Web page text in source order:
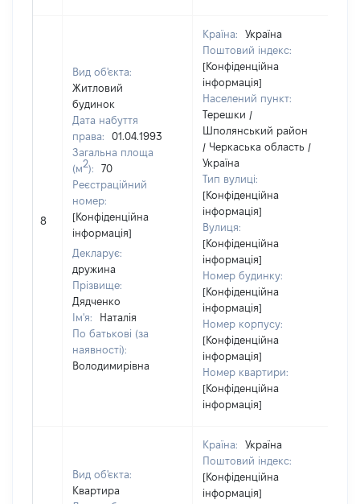
8
Вид об'єкта:
Житловий
будинок
Дата набуття
права:
01.04.1993
Загальна площа
(м2):
70
Реєстраційний
номер:
[Конфіденційна
інформація]
Декларує:
дружина
Прізвище:
Дядченко
Ім'я:
Наталія
По батькові (за
наявності):
Володимирівна
Країна:
Україна
Поштовий індекс:
[Конфіденційна
інформація]
Населений пункт:
Терешки /
Шполянський район
/ Черкаська область /
Україна
Тип вулиці:
[Конфіденційна
інформація]
Вулиця:
[Конфіденційна
інформація]
Номер будинку:
[Конфіденційна
інформація]
Номер корпусу:
[Конфіденційна
інформація]
Номер квартири:
[Конфіденційна
інформація]
Вид об'єкта:
Квартира
Країна:
Україна
Поштовий індекс:
[Конфіденційна
інформація]